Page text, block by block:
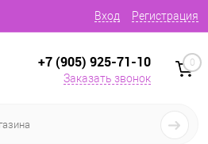
Вход Регистрация
+7 (905) 925-71-10
Заказать звонок
0